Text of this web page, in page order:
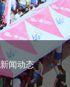
新闻动态